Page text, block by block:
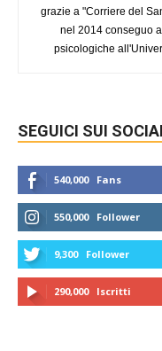
grazie a "Corriere del
nel 2014 conseguo
psicologiche
SEGUICI SUI
540,000 Fans
550,000 Follower
9,300 Follower
290,000 Iscritti